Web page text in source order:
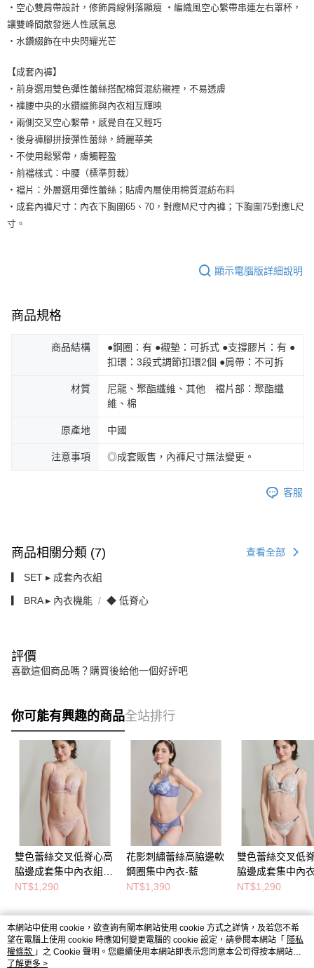
・空心雙肩帶設計，修飾肩線俐落顯瘦 ・編織風空心繫帶串連左右罩杯，
讓雙峰間散發迷人性感氣息
・水鑽綴飾在中央閃耀光芒
【成套內褲】
・前身選用雙色彈性蕾絲搭配棉質混紡襯裡，不易透膚
・褲腰中央的水鑽綴飾與內衣相互輝映
・兩側交叉空心繫帶，感覺自在又輕巧
・後身褲腳拼接彈性蕾絲，綺麗華美
・不使用鬆緊帶，膚觸輕盈
・前襠樣式：中腰（標準剪裁）
・襠片：外層選用彈性蕾絲；貼膚內層使用棉質混紡布料
・成套內褲尺寸：內衣下胸圍65、70，對應M尺寸內褲；下胸圍75對應L尺
寸。
顯示電腦版詳細說明
商品規格
商品結構
●鋼圈：有 ●襯墊：可拆式 ●支撐膠片：有 ●
扣環：3段式調節扣環2個 ●肩帶：不可拆
材質
尼龍、聚酯纖維、其他 襠片部：聚酯纖
維、棉
原產地 中國
注意事項 ◎成套販售，內褲尺寸無法變更。
客服
商品相關分類 (7) 查看全部
▎ SET ▸ 成套內衣組
▎ BRA ▸ 內衣機能 ◆ 低脊心
評價
喜歡這個商品嗎？購買後給他一個好評吧
你可能有興趣的商品全站排行
雙色蕾絲交叉低脊心高
脇邊成套集中內衣組-
灰粉
NT$1,290
花影刺繡蕾絲高脇邊軟
鋼圈集中內衣-藍
NT$1,390
雙色蕾絲交叉低
脇邊成套集中內
白
NT$1,290
熱門標籤
本網站中使用 cookie，欲查詢有關本網站使用 cookie 方式之詳情，及若您不希
望在電腦上使用 cookie 時應如何變更電腦的 cookie 設定，請參閱本網站「 隱私
權條款 」之 Cookie 聲明。您繼續使用本網站即表示您同意本公司得按本網站使
用條款之 Cookie 聲明使用 cookie。
了解更多 >